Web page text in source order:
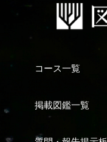
コース一覧
掲載図鑑一覧